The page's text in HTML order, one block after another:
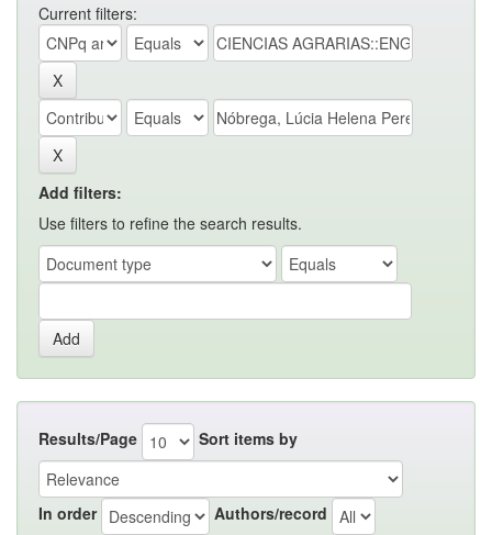
Current filters:
Add filters:
Use filters to refine the search results.
Results/Page Sort items by
In order Authors/record